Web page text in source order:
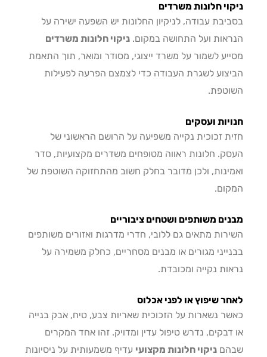
חלונות משרדים
עבודה, לניקיון החלונות יש השפעה ישירה על
ועל התחושה במקום.ניקוי חלונות משרדים
לשמור על משרד ייצוגי, מסודר ומואר, תוך התאמת
לשגרת העבודה כדי לצמצם הפרעה לפעילות
ועסקים
זכוכית נקייה משפיעה על הרושם הראשוני של
חלונות ראווה מטופחים משדרים מקצועיות, סדר
ולכן מדובר בחלק חשוב מהתחזוקה השוטפת של
משותפים ושטחים ציבוריים
מתאים גם ללובי, חדרי מדרגות ואזורים משותפים
מגורים או מבנים מסחריים, כחלק משמירה על
נקייה ומכובדת.
שיפוץ או לפני אכלוס
נשארות על הזכוכית שאריות צבע, טיח, אבק בנייה
נדרש טיפול עדין ומדויק. זהו אחד המקרים
ניקוי חלונות מקצועיעדיף משמעותית על ניסיונות